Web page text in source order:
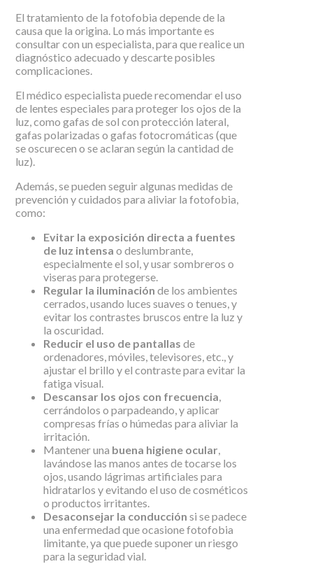
El tratamiento de la fotofobia depende de la
causa que la origina. Lo más importante es
consultar con un especialista, para que realice un
diagnóstico adecuado y descarte posibles
complicaciones.
El médico especialista puede recomendar el uso
de lentes especiales para proteger los ojos de la
luz, como gafas de sol con protección lateral,
gafas polarizadas o gafas fotocromáticas (que
se oscurecen o se aclaran según la cantidad de
luz).
Además, se pueden seguir algunas medidas de
prevención y cuidados para aliviar la fotofobia,
como:
Evitar la exposición directa a fuentes
de luz intensa o deslumbrante,
especialmente el sol, y usar sombreros o
viseras para protegerse.
Regular la iluminación de los ambientes
cerrados, usando luces suaves o tenues, y
evitar los contrastes bruscos entre la luz y
la oscuridad.
Reducir el uso de pantallas de
ordenadores, móviles, televisores, etc., y
ajustar el brillo y el contraste para evitar la
fatiga visual.
Descansar los ojos con frecuencia,
cerrándolos o parpadeando, y aplicar
compresas frías o húmedas para aliviar la
irritación.
Mantener una buena higiene ocular,
lavándose las manos antes de tocarse los
ojos, usando lágrimas artificiales para
hidratarlos y evitando el uso de cosméticos
o productos irritantes.
Desaconsejar la conducción si se padece
una enfermedad que ocasione fotofobia
limitante, ya que puede suponer un riesgo
para la seguridad vial.